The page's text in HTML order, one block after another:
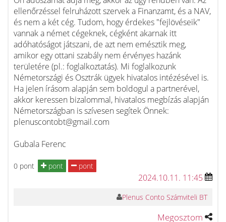
ellenőrzéssel felruházott szervek a Finanzamt, és a NAV,
és nem a két cég. Tudom, hogy érdekes "fejlövéseik"
vannak a német cégeknek, cégként akarnak itt
adóhatóságot játszani, de azt nem emésztik meg,
amikor egy ottani szabály nem érvényes hazánk
területére (pl.: foglalkoztatás). Mi foglalkozunk
Németországi és Osztrák ügyek hivatalos intézésével is.
Ha jelen írásom alapján sem boldogul a partnerével,
akkor keressen bizalommal, hivatalos megbízás alapján
Németországban is szívesen segítek Önnek:
plenuscontobt@gmail.com
Gubala Ferenc
0 pont pont pont
2024.10.11. 11:45
Plenus Conto Számviteli BT
Megosztom